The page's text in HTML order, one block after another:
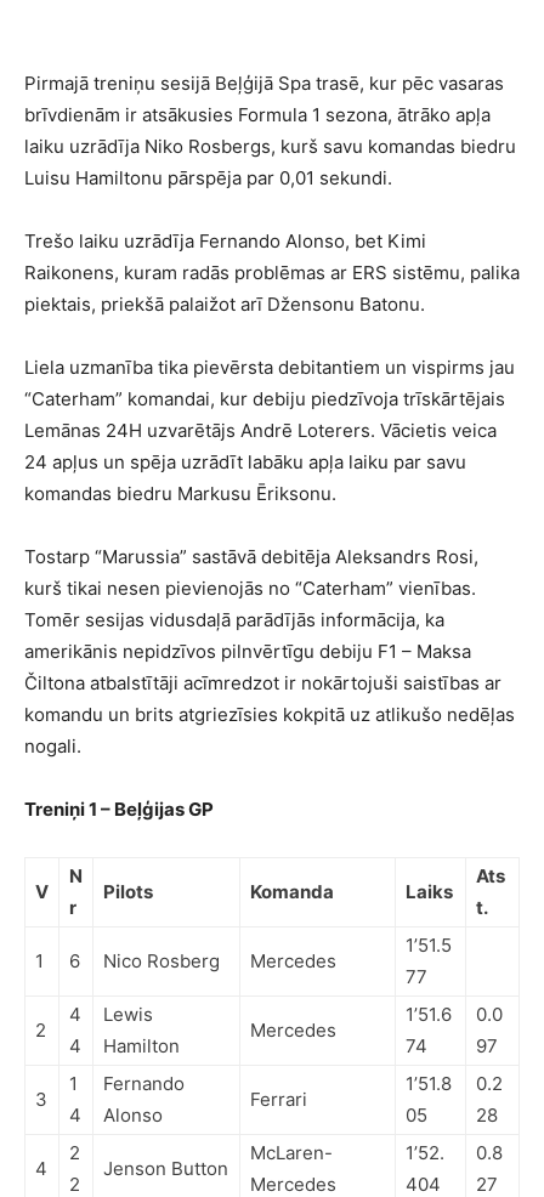
Pirmajā treniņu sesijā Beļģijā Spa trasē, kur pēc vasaras
brīvdienām ir atsākusies Formula 1 sezona, ātrāko apļa
laiku uzrādīja Niko Rosbergs, kurš savu komandas biedru
Luisu Hamiltonu pārspēja par 0,01 sekundi.
Trešo laiku uzrādīja Fernando Alonso, bet Kimi
Raikonens, kuram radās problēmas ar ERS sistēmu, palika
piektais, priekšā palaižot arī Džensonu Batonu.
Liela uzmanība tika pievērsta debitantiem un vispirms jau
“Caterham” komandai, kur debiju piedzīvoja trīskārtējais
Lemānas 24H uzvarētājs Andrē Loterers. Vācietis veica
24 apļus un spēja uzrādīt labāku apļa laiku par savu
komandas biedru Markusu Ēriksonu.
Tostarp “Marussia” sastāvā debitēja Aleksandrs Rosi,
kurš tikai nesen pievienojās no “Caterham” vienības.
Tomēr sesijas vidusdaļā parādījās informācija, ka
amerikānis nepidzīvos pilnvērtīgu debiju F1 – Maksa
Čiltona atbalstītāji acīmredzot ir nokārtojuši saistības ar
komandu un brits atgriezīsies kokpitā uz atlikušo nedēļas
nogali.
Treniņi 1 – Beļģijas GP
V
N
r
Pilots Komanda Laiks
Ats
t.
1 6 Nico Rosberg Mercedes
1’51.5
77
2
4
4
Lewis
Hamilton
Mercedes
1’51.6
74
0.0
97
3
1
4
Fernando
Alonso
Ferrari
1’51.8
05
0.2
28
4
2
2
Jenson Button
McLaren-
Mercedes
1’52.
404
0.8
27